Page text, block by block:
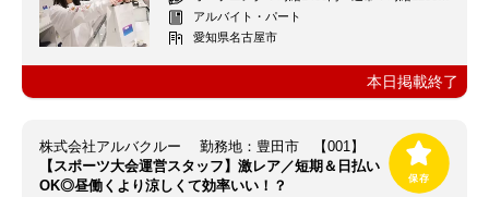
アルバイト・パート
愛知県名古屋市
本日掲載終了
株式会社アルバクルー 勤務地：豊田市 【001】
【スポーツ大会運営スタッフ】激レア／短期＆日払い
OK◎昼働くより涼しくて効率いい！？